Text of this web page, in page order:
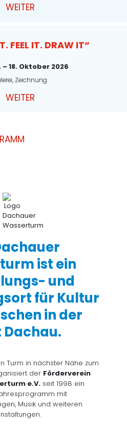
WEITER
FEEL IT. DRAW IT“
– 18. Oktober 2026
Zeichnung
WEITER
ist ein
und
für Kultur
in der
Turm in nächster Nähe zum
der Förderverein
e.V.seit 1998 ein
mit
Musik und weiteren